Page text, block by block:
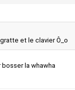
et le clavier Ô_o
la whawha